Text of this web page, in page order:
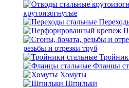
крутоизогнутые
резьбы и отрезки труб
Фланцы
Хомуты
Шпильки